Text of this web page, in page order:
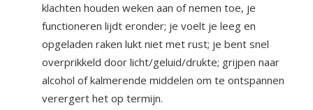
klachten houden weken aan of nemen toe, je
functioneren lijdt eronder; je voelt je leeg en
opgeladen raken lukt niet met rust; je bent snel
overprikkeld door licht/geluid/drukte; grijpen naar
alcohol of kalmerende middelen om te ontspannen
verergert het op termijn.